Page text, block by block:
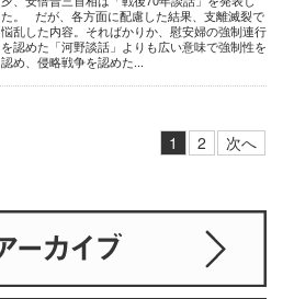
た。 だが、各方面に配慮した結果、支離滅裂で
悩乱した内容。そればかりか、慰安婦の強制連行
を認めた「河野談話」よりも広い意味で強制性を
認め、侵略戦争を認めた...
1 2 次へ